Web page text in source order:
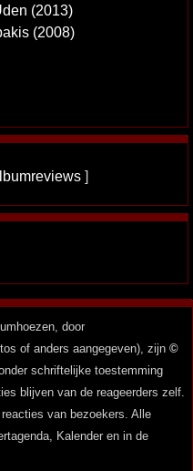
(2013)
(2008)
]
door
of anders aangegeven), zijn ©
schriftelijke toestemming
blijven van de reageerders zelf.
van bezoekers. Alle
Kalender en in de